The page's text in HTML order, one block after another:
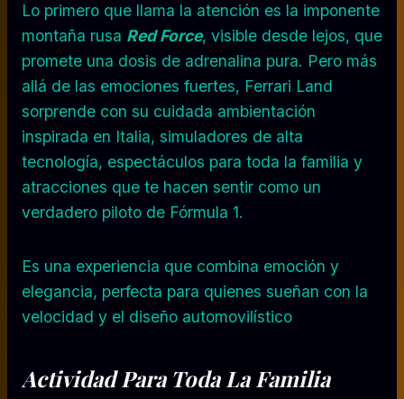
Lo primero que llama la atención es la imponente
montaña rusa Red Force, visible desde lejos, que
promete una dosis de adrenalina pura. Pero más
allá de las emociones fuertes, Ferrari Land
sorprende con su cuidada ambientación
inspirada en Italia, simuladores de alta
tecnología, espectáculos para toda la familia y
atracciones que te hacen sentir como un
verdadero piloto de Fórmula 1.
Es una experiencia que combina emoción y
elegancia, perfecta para quienes sueñan con la
velocidad y el diseño automovilístico
Actividad Para Toda La Familia